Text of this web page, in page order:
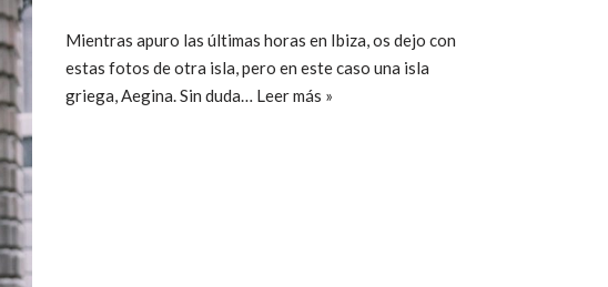
Mientras apuro las últimas horas en Ibiza, os dejo con
estas fotos de otra isla, pero en este caso una isla
griega, Aegina. Sin duda… Leer más »